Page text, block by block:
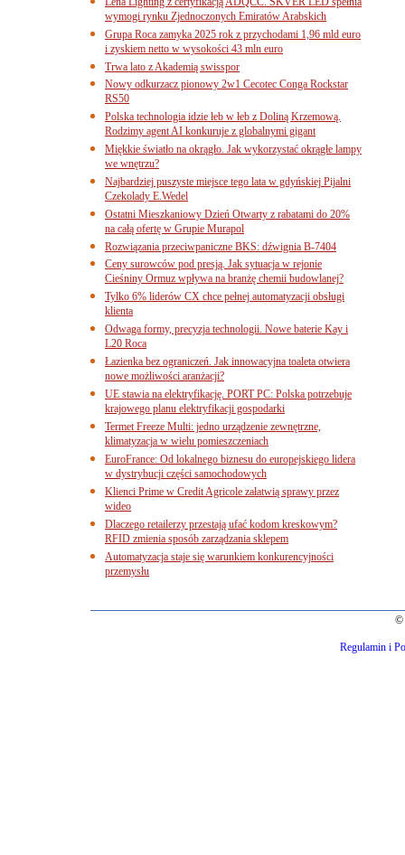
wymogi rynku Zjednoczonych Emiratów Arabskich
Grupa Roca zamyka 2025 rok z przychodami 1,96 mld euro
i zyskiem netto w wysokości 43 mln euro
Trwa lato z Akademią swisspor
Nowy odkurzacz pionowy 2w1 Cecotec Conga Rockstar
RS50
Polska technologia idzie łeb w łeb z Doliną Krzemową.
Rodzimy agent AI konkuruje z globalnymi gigant
Miękkie światło na okrągło. Jak wykorzystać okrągłe lampy
we wnętrzu?
Najbardziej puszyste miejsce tego lata w gdyńskiej Pijalni
Czekolady E.Wedel
Ostatni Mieszkaniowy Dzień Otwarty z rabatami do 20%
na całą ofertę w Grupie Murapol
Rozwiązania przeciwpaniczne BKS: dźwignia B-7404
Ceny surowców pod presją. Jak sytuacja w rejonie
Cieśniny Ormuz wpływa na branżę chemii budowlanej?
Tylko 6% liderów CX chce pełnej automatyzacji obsługi
klienta
Odwaga formy, precyzja technologii. Nowe baterie Kay i
L20 Roca
Łazienka bez ograniczeń. Jak innowacyjna toaleta otwiera
nowe możliwości aranżacji?
UE stawia na elektryfikację. PORT PC: Polska potrzebuje
krajowego planu elektryfikacji gospodarki
Termet Freeze Multi: jedno urządzenie zewnętrzne,
klimatyzacja w wielu pomieszczeniach
EuroFrance: Od lokalnego biznesu do europejskiego lidera
w dystrybucji części samochodowych
Klienci Prime w Credit Agricole załatwią sprawy przez
wideo
Dlaczego retailerzy przestają ufać kodom kreskowym?
RFID zmienia sposób zarządzania sklepem
Automatyzacja staje się warunkiem konkurencyjności
przemysłu
©
Regulamin i